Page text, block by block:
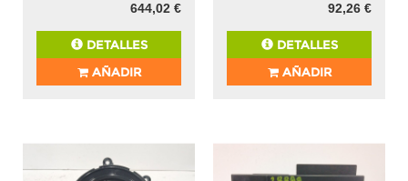
644,02 €
DETALLES
AÑADIR
92,26 €
DETALLES
AÑADIR